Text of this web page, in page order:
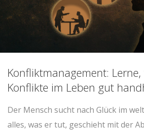
Konfliktmanagement:
Konflikte im Leben gut
Der Mensch sucht nach Glück im
alles, was er tut, geschieht mit der